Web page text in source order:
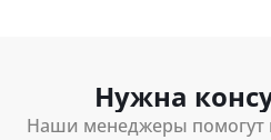
Нужна
Наши менеджеры помогут